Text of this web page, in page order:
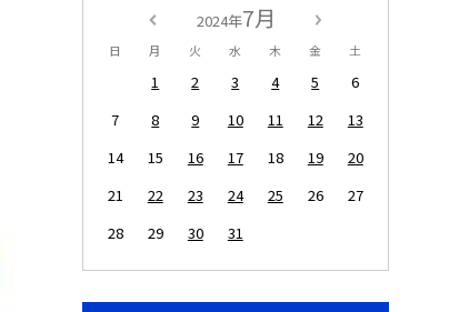
2024年7月
日 月 火 水 木 金 土
1 2 3 4 5
6
7
8 9 10 11 12
13
14
15 16 17 18 19
20
21
22 23 24 25 26
27
28
29 30 31